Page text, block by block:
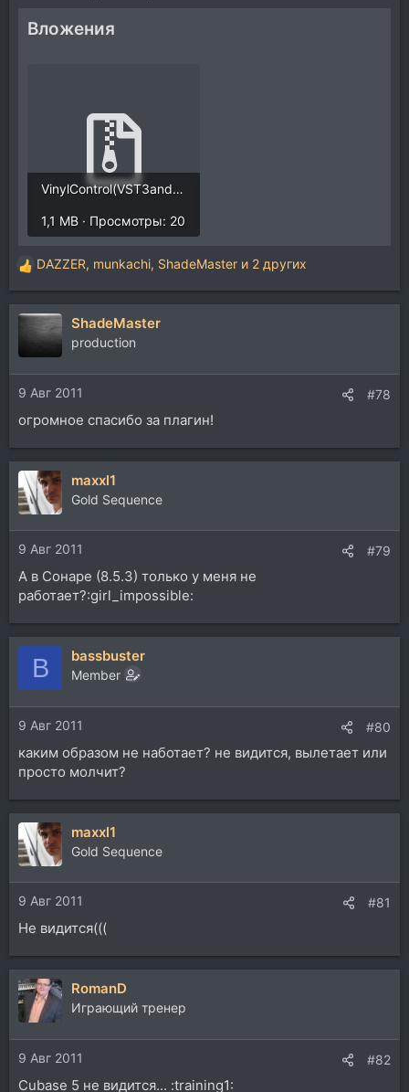
Вложения
VinylControl(VST3andVST2).rar
1,1 MB · Просмотры: 20
Р
е
а
ц
и
и
:
DAZZER, munkachi, ShadeMaster и 2 других
ShadeMaster
production
9 Авг 2011 #78
огромное спасибо за плагин!
maxxl1
Gold Sequence
9 Авг 2011 #79
А в Сонаре (8.5.3) только у меня не
работает?:girl_impossible:
B bassbuster
Member
9 Авг 2011 #80
каким образом не наботает? не видится, вылетает или
просто молчит?
maxxl1
Gold Sequence
9 Авг 2011 #81
Не видится(((
RomanD
Играющий тренер
9 Авг 2011 #82
Cubase 5 не видится... :training1: